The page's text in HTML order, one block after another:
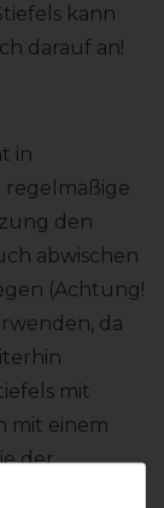
kann
darauf an!
in
regelmäßige
den
abwischen
(Achtung!
da
mit
mit einem
der